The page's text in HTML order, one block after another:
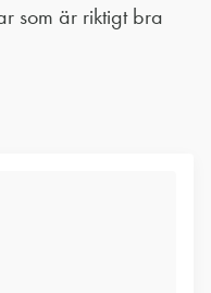
som är riktigt bra